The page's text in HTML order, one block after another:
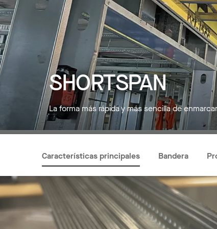
SHORTSPAN
La forma más rápida y más sencilla de
Características principales Bandera